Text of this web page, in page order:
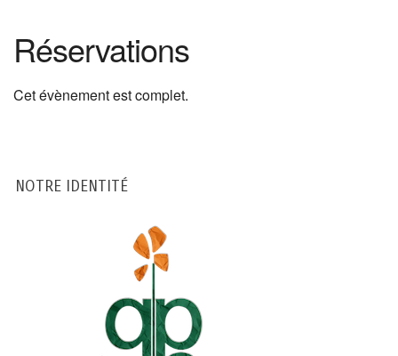
Réservations
Cet évènement est complet.
NOTRE IDENTITÉ